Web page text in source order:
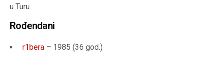
u Turu
Rođendani
r1bera – 1985 (36 god.)